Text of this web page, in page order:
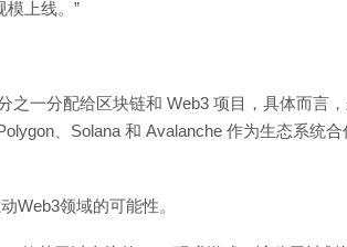
模上线。”
之一分配给区块链和 Web3 项目，具体而言
、Solana 和 Avalanche 作为生态系统合
Web3领域的可能性。